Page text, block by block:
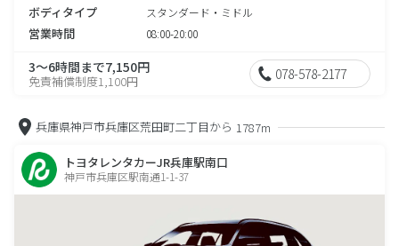
ボディタイプ スタンダード・ミドル
営業時間 08:00-20:00
3～6時間まで7,150円
免責補償制度1,100円 078-578-2177
兵庫県神戸市兵庫区荒田町二丁目から 1787m
トヨタレンタカーJR兵庫駅南口
神戸市兵庫区駅南通1-1-37